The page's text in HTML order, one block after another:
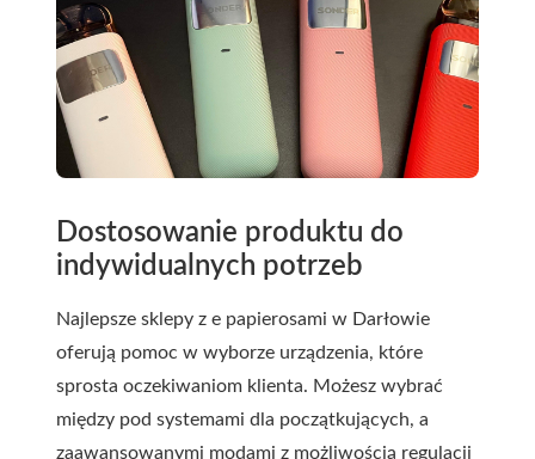
Dostosowanie produktu do
indywidualnych potrzeb
Najlepsze sklepy z e papierosami w Darłowie
oferują pomoc w wyborze urządzenia, które
sprosta oczekiwaniom klienta. Możesz wybrać
między pod systemami dla początkujących, a
zaawansowanymi modami z możliwością regulacji